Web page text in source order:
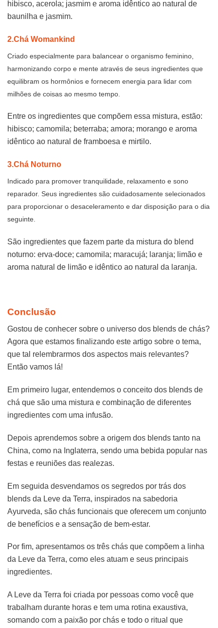
hibisco, acerola; jasmim e aroma idêntico ao natural de
baunilha e jasmim.
2.Chá Womankind
Criado especialmente para balancear o organismo feminino,
harmonizando corpo e mente através de seus ingredientes que
equilibram os hormônios e fornecem energia para lidar com
milhões de coisas ao mesmo tempo.
Entre os ingredientes que compõem essa mistura, estão:
hibisco; camomila; beterraba; amora; morango e aroma
idêntico ao natural de framboesa e mirtilo.
3.Chá Noturno
Indicado para promover tranquilidade, relaxamento e sono
reparador. Seus ingredientes são cuidadosamente selecionados
para proporcionar o desaceleramento e dar disposição para o dia
seguinte.
São ingredientes que fazem parte da mistura do blend
noturno: erva-doce; camomila; maracujá; laranja; limão e
aroma natural de limão e idêntico ao natural da laranja.
Conclusão
Gostou de conhecer sobre o universo dos blends de chás?
Agora que estamos finalizando este artigo sobre o tema,
que tal relembrarmos dos aspectos mais relevantes?
Então vamos lá!
Em primeiro lugar, entendemos o conceito dos blends de
chá que são uma mistura e combinação de diferentes
ingredientes com uma infusão.
Depois aprendemos sobre a origem dos blends tanto na
China, como na Inglaterra, sendo uma bebida popular nas
festas e reuniões das realezas.
Em seguida desvendamos os segredos por trás dos
blends da Leve da Terra, inspirados na sabedoria
Ayurveda, são chás funcionais que oferecem um conjunto
de benefícios e a sensação de bem-estar.
Por fim, apresentamos os três chás que compõem a linha
da Leve da Terra, como eles atuam e seus principais
ingredientes.
A Leve da Terra foi criada por pessoas como você que
trabalham durante horas e tem uma rotina exaustiva,
somando com a paixão por chás e todo o ritual que